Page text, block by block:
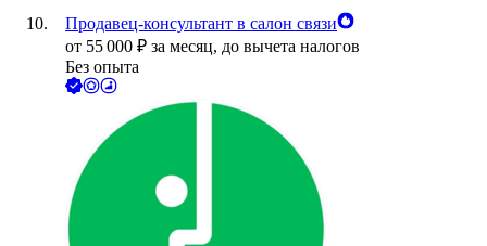
Продавец-консультант в салон связи
от 55 000 ₽ за месяц, до вычета налогов
Без опыта